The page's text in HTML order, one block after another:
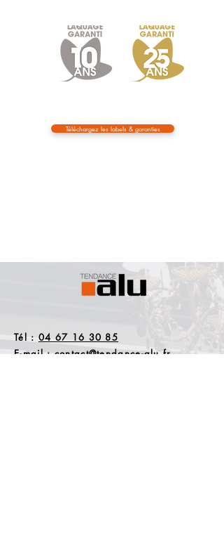
Téléchargez les labels & garanties
Tél : 04 67 16 30 85
E-mail :contact@tendance-alu.fr